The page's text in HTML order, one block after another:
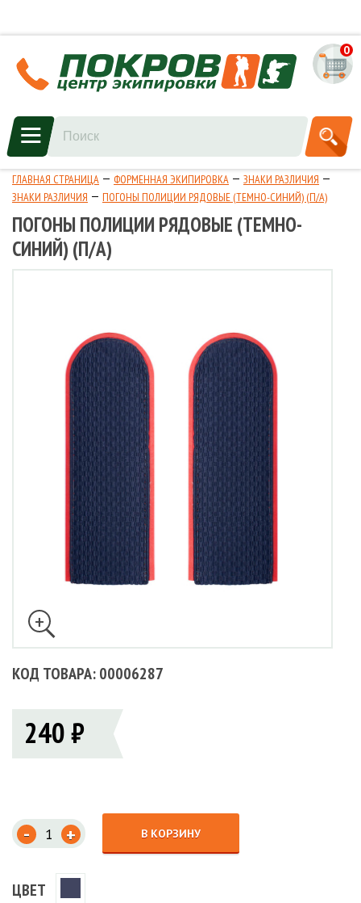
0
ГЛАВНАЯ СТРАНИЦА ФОРМЕННАЯ ЭКИПИРОВКА
ЗНАКИ РАЗЛИЧИЯ
ЗНАКИ РАЗЛИЧИЯ
ПОГОНЫ ПОЛИЦИИ РЯДОВЫЕ (ТЕМНО-СИНИЙ) (П/А)
ПОГОНЫ ПОЛИЦИИ РЯДОВЫЕ (ТЕМНО-
СИНИЙ) (П/А)
КОД ТОВАРА: 00006287
240 ₽
- + В КОРЗИНУ
ЦВЕТ